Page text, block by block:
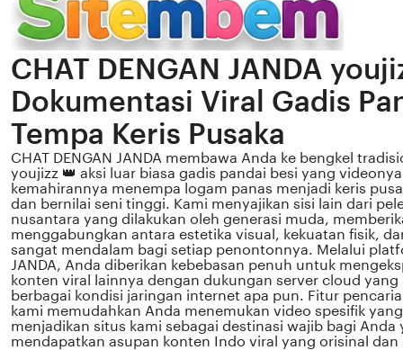
CHAT DENGAN JANDA
Dokumentasi Viral Gadis
Tempa Keris Pusaka
CHAT DENGAN JANDA membawa Anda ke bengkel
youjizz 👑 aksi luar biasa gadis pandai besi yang
kemahirannya menempa logam panas menjadi keris
dan bernilai seni tinggi. Kami menyajikan sisi lain dari
nusantara yang dilakukan oleh generasi muda,
menggabungkan antara estetika visual, kekuatan fisik,
sangat mendalam bagi setiap penontonnya. Melalui
JANDA, Anda diberikan kebebasan penuh untuk
konten viral lainnya dengan dukungan server cloud
berbagai kondisi jaringan internet apa pun. Fitur
kami memudahkan Anda menemukan video spesifik
menjadikan situs kami sebagai destinasi wajib bagi Anda
mendapatkan asupan konten Indo viral yang orisinal